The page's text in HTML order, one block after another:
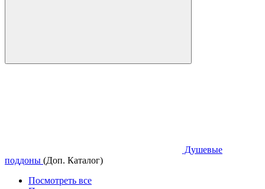
Душевые
поддоны (Доп. Каталог)
Посмотреть все